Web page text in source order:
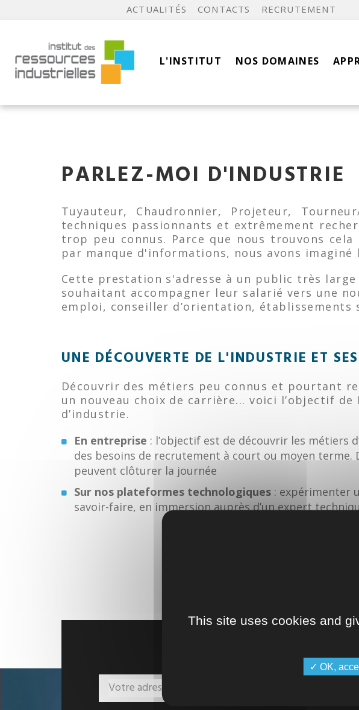
ACTUALITÉS CONTACTS RECRUTEMENT
L'INSTITUT NOS DOMAINES
PARLEZ-MOI D'INDUSTRIE
Tuyauteur, Chaudronnier, Projeteur,
techniques passionnants et extrêmement
trop peu connus. Parce que nous trouvons
par manque d'informations, nous avons
Cette prestation s'adresse à un public très
souhaitant accompagner leur salarié vers une
emploi, conseiller d’orientation, établissements
UNE DÉCOUVERTE DE L'INDUSTRIE ET
Découvrir des métiers peu connus et pourtant
un nouveau choix de carrière... voici l’objectif de
d’industrie.
En entreprise : l’objectif est de découvrir les métiers
des besoins de recrutement à court ou moyen terme.
peuvent clôturer la journée
Sur nos plateformes technologiques : expérimenter
savoir-faire, en immersion auprès d’un expert
This site uses cookies and
✓ OK,